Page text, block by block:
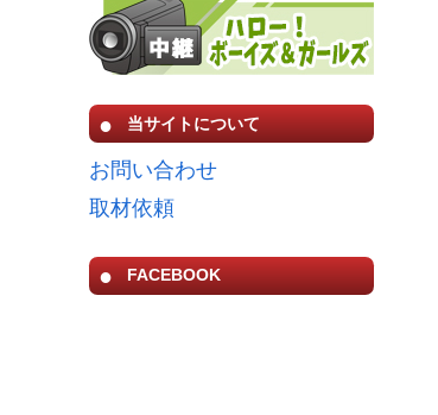
当サイトについて
お問い合わせ
取材依頼
FACEBOOK